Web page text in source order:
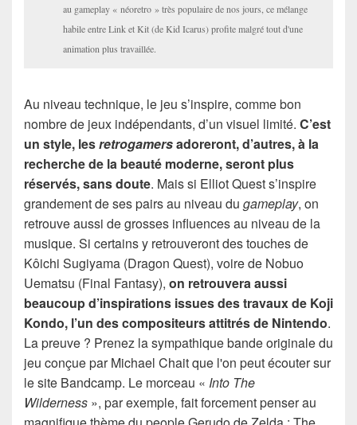
au gameplay « néoretro » très populaire de nos jours, ce mélange
habile entre Link et Kit (de Kid Icarus) profite malgré tout d'une
animation plus travaillée.
Au niveau technique, le jeu s’inspire, comme bon
nombre de jeux indépendants, d’un visuel limité. C’est
un style, lesretrogamersadoreront, d’autres, à la
recherche de la beauté moderne, seront plus
réservés, sans doute. Mais si Elliot Quest s’inspire
grandement de ses pairs au niveau du gameplay, on
retrouve aussi de grosses influences au niveau de la
musique. Si certains y retrouveront des touches de
Kôichi Sugiyama (Dragon Quest), voire de Nobuo
Uematsu (Final Fantasy), on retrouvera aussi
beaucoup d’inspirations issues des travaux de Koji
Kondo, l’un des compositeurs attitrés de Nintendo.
La preuve ? Prenez la sympathique bande originale du
jeu conçue par Michael Chait que l'on peut écouter sur
le site Bandcamp. Le morceau « Into The
Wilderness », par exemple, fait forcement penser au